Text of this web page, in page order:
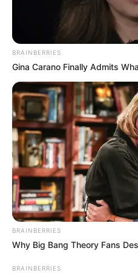
helyeknél érdemes
Kategóriák
Friss hírek
Művészek
Természet
Történetek
Világ
BRAINBERRIES
Gina Carano Finally Admits
BRAINBERRIES
Why Big Bang Theory Fans
BRAINBERRIES